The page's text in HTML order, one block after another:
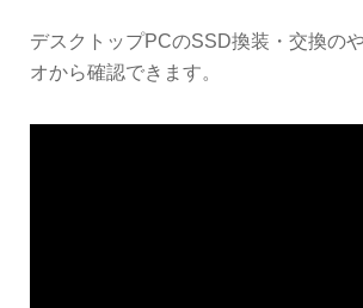
デスクトップPCのSSD換装・交換の
オから確認できます。